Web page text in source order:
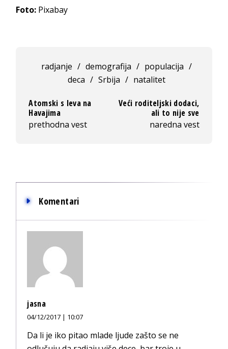
Foto: Pixabay
radjanje / demografija / populacija /
deca / Srbija / natalitet
Atomski s leva na
Havajima
prethodna vest
Veći roditeljski dodaci,
ali to nije sve
naredna vest
Komentari
jasna
04/12/2017 | 10:07
Da li je iko pitao mlade ljude zašto se ne